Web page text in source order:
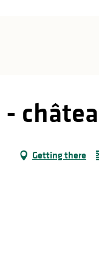
Getting there